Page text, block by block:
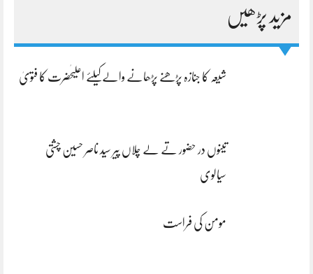
مزید پڑھیں
شیعہ کا جنازہ پڑھنے پڑھانے والےکیلئے اعلیٰحضرت کا فتویٰ
تینوں در حضور تے لے چلاں پیر سید ناصر حسین چشتی
سیالوی
مومن کی فراست